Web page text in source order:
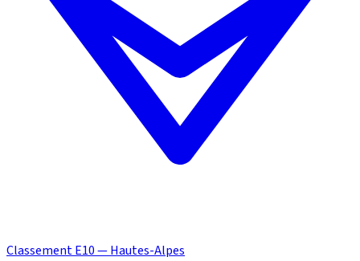
Classement E10 — Hautes-Alpes